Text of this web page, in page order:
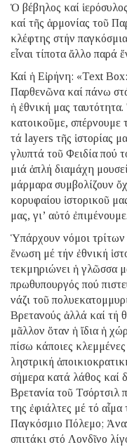
Ὁ βέβηλος καί
καί τῆς ἁρμονίας τοῦ
κλέφτης στήν
εἶναι τίποτα ἄλλο
Καί ἡ Εἰρήνη: «Text
Παρθενῶνα καί πάνω
ἡ ἐθνική μας
κατοικοῦμε, σπέρνουμε
τά layers τῆς ἱστορίας
γλυπτά τοῦ Φειδία πού
μιά ἁπλή διαμάχη
μάρμαρα συμβολίζουν
κορυφαίου ἱστορικοῦ
μας, γι’ αὐτό ἐπιμένουμε.
Ὑπάρχουν νόμοι τρίτων
ἕνωση μέ τήν ἐθνική
τεκμηριώνει ἡ γλῶσσα
πρωθυπουργός πού
νάζι τοῦ
Βρετανούς ἀλλά καί τή
μᾶλλον ὅταν ἡ ἴδια ἡ
πίσω κάποιες κλεμμένες
ληστρική
σήμερα κατά λάθος καί
Βρετανία τοῦ Τσόρτσιλ
της ἐφιάλτες μέ τό
Παγκόσμιο Πόλεμο;
σπιτάκι στό Λονδῖνο